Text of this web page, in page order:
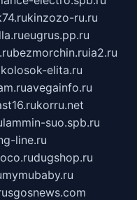
kinzozo-ru.ru
eugrus.pp.ru
bezmorchin.ruia2.ru
kolosok-elita.ru
avegainfo.ru
korru.net
lammin-suo.spb.ru
line.ru
dugshop.ru
mymubaby.ru